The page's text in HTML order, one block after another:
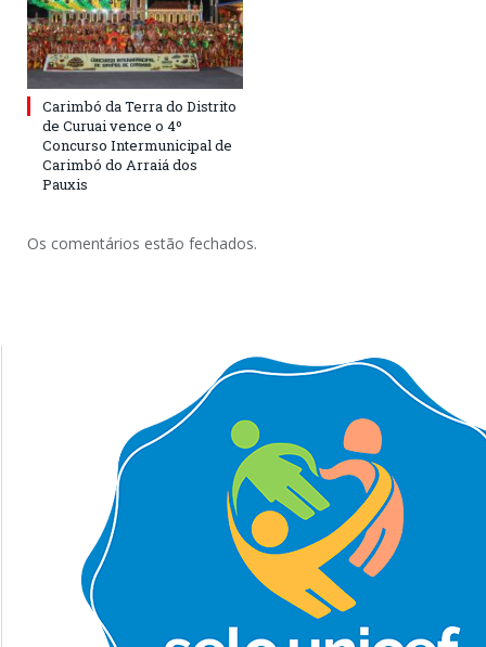
Carimbó da Terra do Distrito
de Curuai vence o 4º
Concurso Intermunicipal de
Carimbó do Arraiá dos
Pauxis
Os comentários estão fechados.